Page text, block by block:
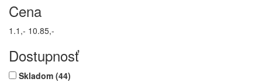
Cena
1.1,- 10.85,-
Dostupnosť
Skladom (44)